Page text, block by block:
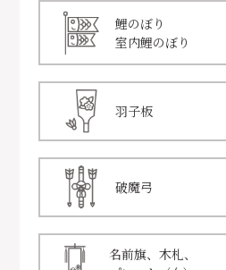
鯉のぼり
室内鯉のぼり
羽子板
破魔弓
名前旗、木札、